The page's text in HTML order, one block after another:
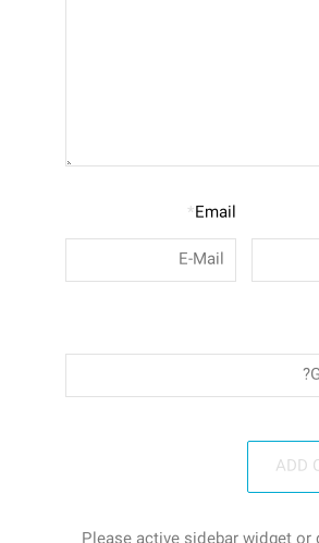
Email
*